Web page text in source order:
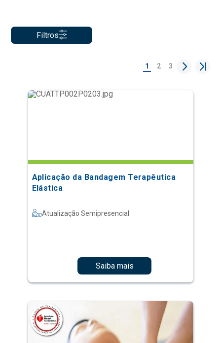
Filtros
1 2 3
Aplicação da Bandagem Terapêutica
Elástica
Atualização Semipresencial
Saiba mais